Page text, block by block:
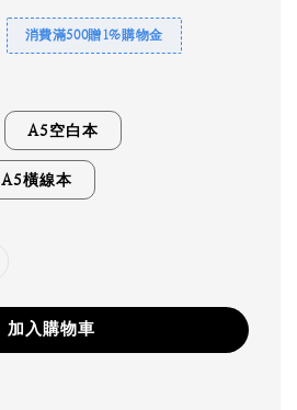
消費滿500贈1%購物金
A5空白本
A5橫線本
加入購物車